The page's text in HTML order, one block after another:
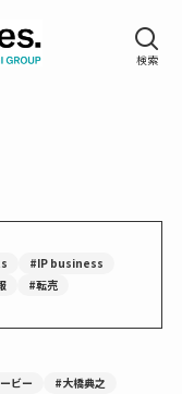
#IP business
#転売
ビー
#大橋典之